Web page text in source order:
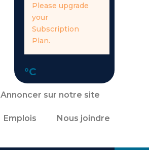
Please upgrade
your
Subscription
Plan.
°C
Annoncer sur notre site
Emplois Nous joindre